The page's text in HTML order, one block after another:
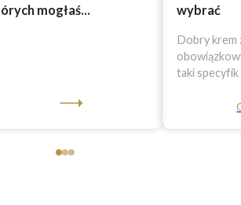
mogłaś...
wybrać
Dobry krem
taki specyfik